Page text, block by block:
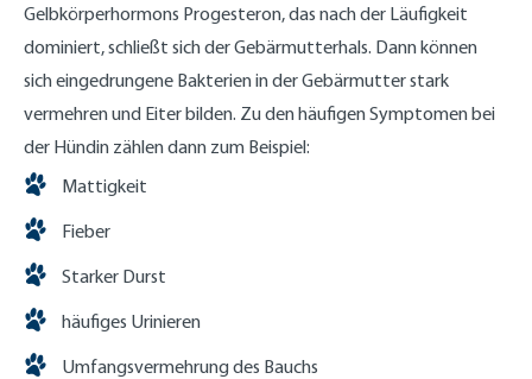
Gelbkörperhormons Progesteron, das nach der Läufigkeit
dominiert, schließt sich der Gebärmutterhals. Dann können
sich eingedrungene Bakterien in der Gebärmutter stark
vermehren und Eiter bilden. Zu den häufigen Symptomen bei
der Hündin zählen dann zum Beispiel:
Mattigkeit
Fieber
Starker Durst
häufiges Urinieren
Umfangsvermehrung des Bauchs